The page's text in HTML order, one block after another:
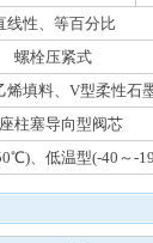
线性、等百分比
螺栓压紧式
烯填料、V型柔性石
柱塞导向型阀芯
、低温型(-40～-